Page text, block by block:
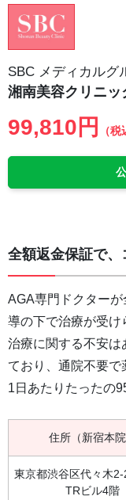
SBC メディカルグ
湘南美容クリニッ
99,810円 （税
全額返金保証で
AGA専門ドクター
導の下で治療が受け
治療に関する不安は
ており、通院不要で
1日あたりたったの
住所（新宿本院
東京都渋谷区代々木
TRビル4階